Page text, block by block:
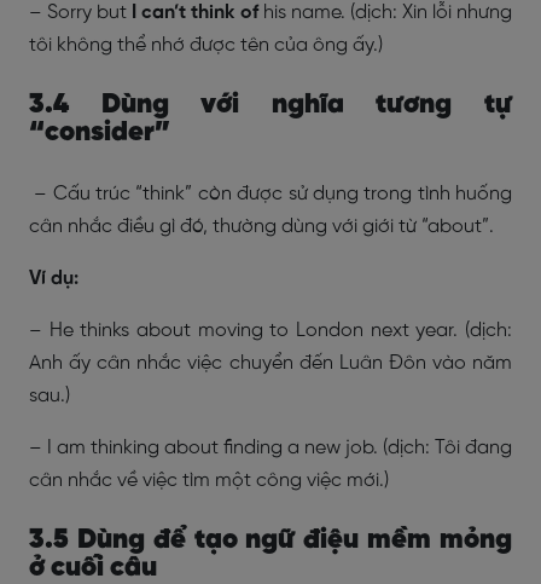
– Sorry but I can’t think ofhis name. (dịch: Xin lỗi nhưng
tôi không thể nhớ được tên của ông ấy.)
3.4 Dùng với nghĩa tương tự
“consider”
– Cấu trúc “think” còn được sử dụng trong tình huống
cân nhắc điều gì đó, thường dùng với giới từ “about”.
Ví dụ:
– He thinks about moving to London next year. (dịch:
Anh ấy cân nhắc việc chuyển đến Luân Đôn vào năm
sau.)
– I am thinking about finding a new job. (dịch: Tôi đang
cân nhắc về việc tìm một công việc mới.)
3.5 Dùng để tạo ngữ điệu mềm mỏng
ở cuối câu